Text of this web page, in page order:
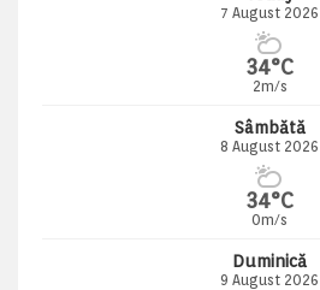
7 August 2026
34°C
2m/s
Sâmbătă
8 August 2026
34°C
0m/s
Duminică
9 August 2026